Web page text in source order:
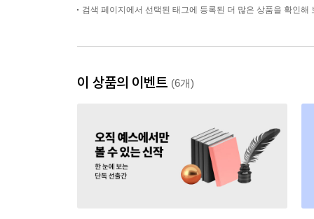
검색 페이지에서 선택된 태그에 등록된 더 많은 상품을 확인해
이 상품의 이벤트 (6개)